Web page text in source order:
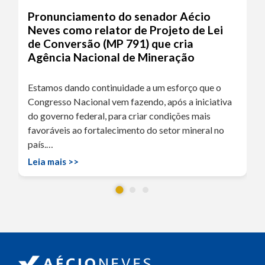
Pronunciamento do senador Aécio
Neves como relator de Projeto de Lei
de Conversão (MP 791) que cria
Agência Nacional de Mineração
Estamos dando continuidade a um esforço que o
Congresso Nacional vem fazendo, após a iniciativa
do governo federal, para criar condições mais
favoráveis ao fortalecimento do setor mineral no
país.…
Leia mais >>